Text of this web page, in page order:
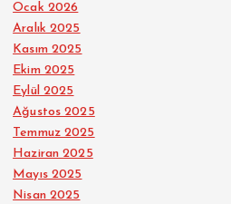
Ocak 2026
Aralık 2025
Kasım 2025
Ekim 2025
Eylül 2025
Ağustos 2025
Temmuz 2025
Haziran 2025
Mayıs 2025
Nisan 2025